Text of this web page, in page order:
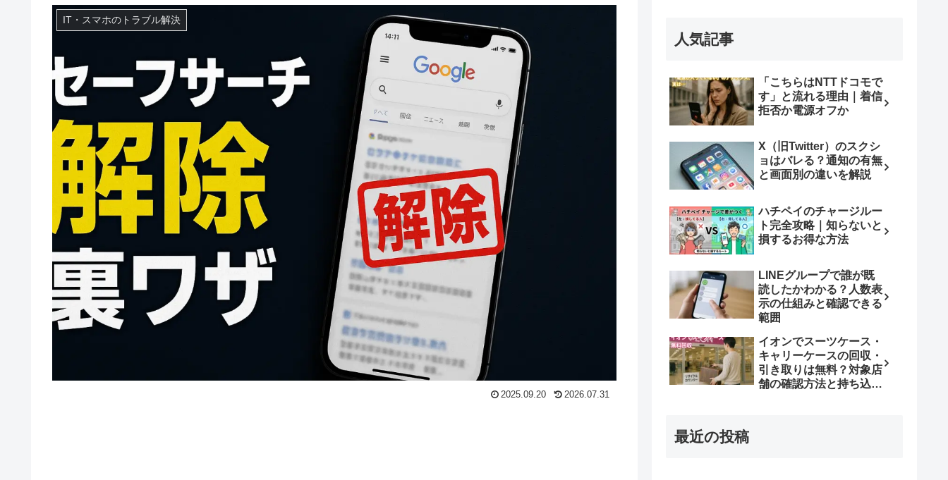
IT・スマホのトラブル解決
2025.09.20 2026.07.31
人気記事
「こちらはNTTドコモで
す」と流れる理由｜着信
拒否か電源オフか
X（旧Twitter）のスクシ
ョはバレる？通知の有無
と画面別の違いを解説
ハチペイのチャージルー
ト完全攻略｜知らないと
損するお得な方法
LINEグループで誰が既
読したかわかる？人数表
示の仕組みと確認できる
範囲
イオンでスーツケース・
キャリーケースの回収・
引き取りは無料？対象店
舗の確認方法と持ち込み
最近の投稿